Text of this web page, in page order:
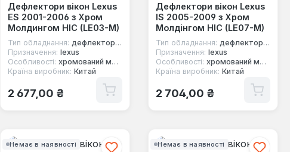
Дефлектори вікон Lexus
ES 2001-2006 з Хром
Молдингом HIC (LE03-M)
Тип обладнання: дефлектори вікон
Призначення: lexus
Особливості: хромований молдинг
Країна виробник: Китай
Звичайна ціна:
2 677,00 ₴
Дефлектори вікон Lexus
IS 2005-2009 з Хром
Молдінгом HIC (LE07-M)
Тип обладнання: дефлектори вікон
Призначення: lexus
Особливості: хромований молдинг
Країна виробник: Китай
Звичайна ціна:
2 704,00 ₴
Немає в наявності Немає в наявності